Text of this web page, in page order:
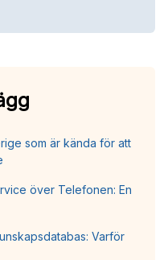
som är kända för att
över Telefonen: En
Varför